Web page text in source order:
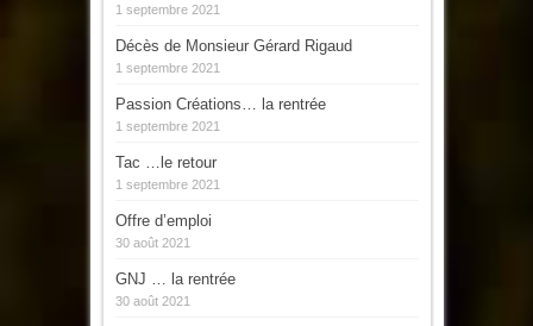
1 septembre 2021
Décès de Monsieur Gérard Rigaud
1 septembre 2021
Passion Créations… la rentrée
1 septembre 2021
Tac …le retour
1 septembre 2021
Offre d’emploi
30 août 2021
GNJ … la rentrée
30 août 2021